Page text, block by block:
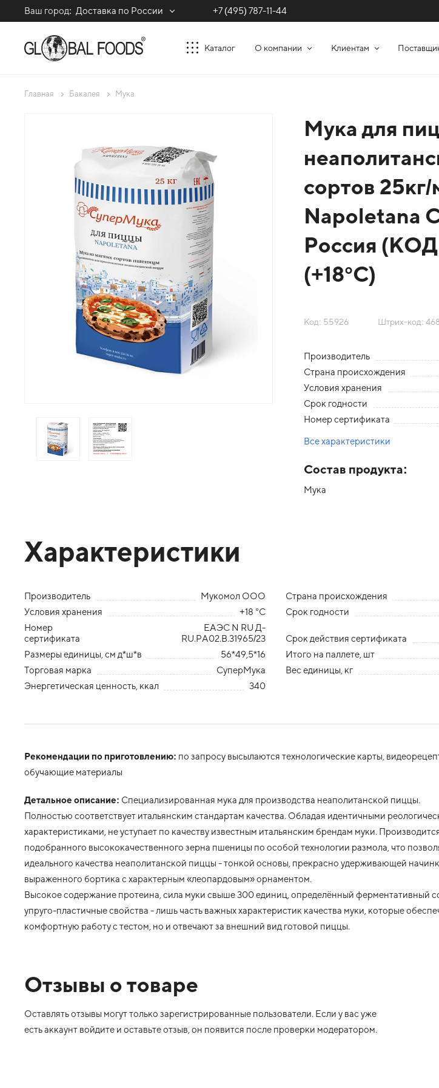
Ваш город: Доставка по России +7 (495) 787-11-44
Каталог О компании Клиентам
Главная Бакалея Мука
Мука для
сортов
Napoletana
Россия
(+18°С)
Код: 55926 Штрих-код:
Производитель
Страна происхождения
Условия хранения
Срок годности
Номер сертификата
Все характеристики
Состав продукта:
Мука
Характеристики
Производитель Мукомол ООО Страна происхождения
Условия хранения
+18 °С Срок годности
Номер
сертификата
ЕАЭС N RU Д-
RU.РА02.В.31965/23
Срок действия сертификата
Размеры единицы, см д*ш*в
56*49,5*16 Итого на паллете, шт
Торговая марка
СуперМука Вес единицы, кг
Энергетическая ценность, ккал
340
Рекомендации по приготовлению: по запросу высылаются технологические карты,
обучающие материалы
Детальное описание: Специализированная мука для производства неаполитанской пиццы.
Полностью соответствует итальянским стандартам качества. Обладая идентичными
характеристиками, не уступает по качеству известным итальянским брендам муки.
подобранного высококачественного зерна пшеницы по особой технологии размола, что
идеального качества неаполитанской пиццы - тонкой основы, прекрасно удерживающей
выраженного бортика с характерным «леопардовым» орнаментом.
Высокое содержание протеина, сила муки свыше 300 единиц, определённый ферментативный
упруго-пластичные свойства - лишь часть важных характеристик качества муки, которые
комфортную работу с тестом, но и отвечают за внешний вид готовой пиццы.
Отзывы о товаре
Оставлять отзывы могут только зарегистрированные пользователи. Если у вас уже
есть аккаунт войдите и оставьте отзыв, он появится после проверки модератором.